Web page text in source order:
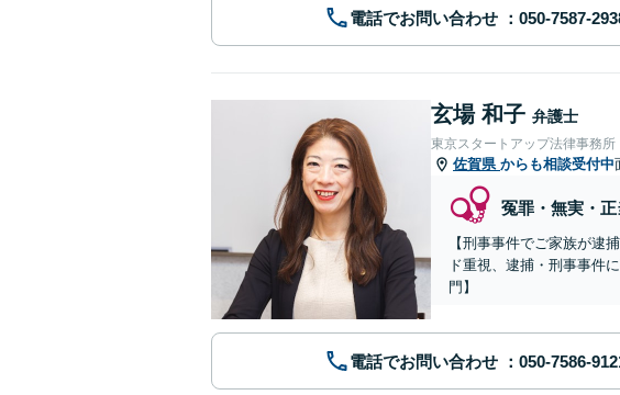
電話でお問い合わせ
玄場 和子 弁護士
東京スタートアップ法律事務所
佐賀県 からも相談受付中
冤罪・無実・
【刑事事件でご家族が逮
ド重視、逮捕・刑事事件
門】
電話でお問い合わせ